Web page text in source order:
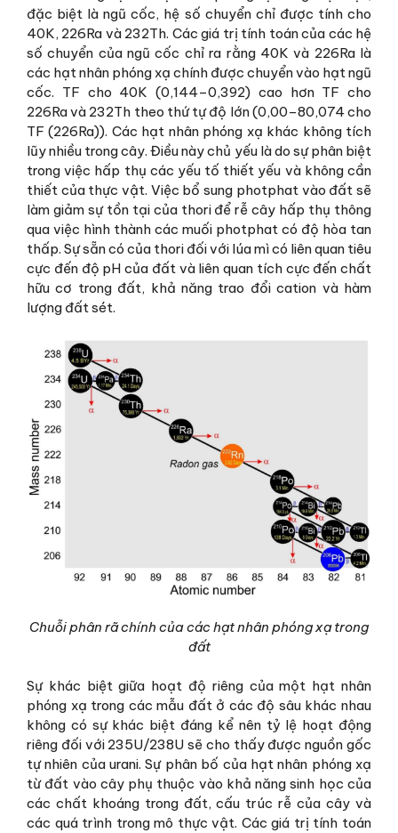
đặc biệt là ngũ cốc, hệ số chuyển chỉ được tính cho
40K, 226Ra và 232Th. Các giá trị tính toán của các hệ
số chuyển của ngũ cốc chỉ ra rằng 40K và 226Ra là
các hạt nhân phóng xạ chính được chuyển vào hạt ngũ
cốc. TF cho 40K (0,144–0,392) cao hơn TF cho
226Ra và 232Th theo thứ tự độ lớn (0,00–80,074 cho
TF (226Ra)). Các hạt nhân phóng xạ khác không tích
lũy nhiều trong cây. Điều này chủ yếu là do sự phân biệt
trong việc hấp thụ các yếu tố thiết yếu và không cần
thiết của thực vật. Việc bổ sung photphat vào đất sẽ
làm giảm sự tồn tại của thori để rễ cây hấp thụ thông
qua việc hình thành các muối photphat có độ hòa tan
thấp. Sự sẵn có của thori đối với lúa mì có liên quan tiêu
cực đến độ pH của đất và liên quan tích cực đến chất
hữu cơ trong đất, khả năng trao đổi cation và hàm
lượng đất sét.
Chuỗi phân rã chính của các hạt nhân phóng xạ trong
đất
Sự khác biệt giữa hoạt độ riêng của một hạt nhân
phóng xạ trong các mẫu đất ở ​​các độ sâu khác nhau
không có sự khác biệt đáng kể nên tỷ lệ hoạt động
riêng đối với 235U/238U sẽ cho thấy được nguồn gốc
tự nhiên của urani. Sự phân bố của hạt nhân phóng xạ
từ đất vào cây phụ thuộc vào khả năng sinh học của
các chất khoáng trong đất, cấu trúc rễ của cây và
các quá trình trong mô thực vật. Các giá trị tính toán